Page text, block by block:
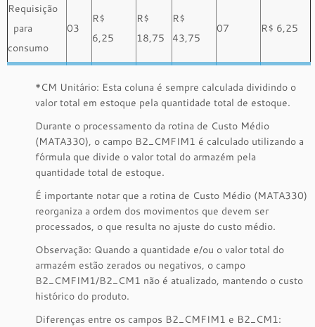
Requisição
para
consumo
03
R$
6,25
R$
18,75
R$
43,75
07 R$ 6,25
*CM Unitário: Esta coluna é sempre calculada dividindo o
valor total em estoque pela quantidade total de estoque.
Durante o processamento da rotina de Custo Médio
(MATA330), o campo B2_CMFIM1 é calculado utilizando a
fórmula que divide o valor total do armazém pela
quantidade total de estoque.
É importante notar que a rotina de Custo Médio (MATA330)
reorganiza a ordem dos movimentos que devem ser
processados, o que resulta no ajuste do custo médio.
Observação: Quando a quantidade e/ou o valor total do
armazém estão zerados ou negativos, o campo
B2_CMFIM1/B2_CM1 não é atualizado, mantendo o custo
histórico do produto.
Diferenças entre os campos B2_CMFIM1 e B2_CM1: